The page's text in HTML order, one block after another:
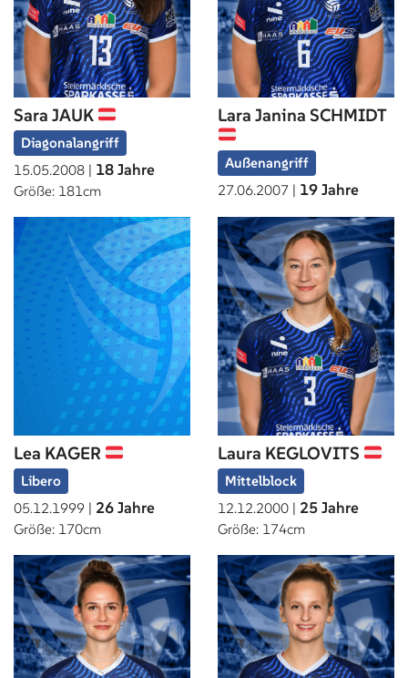
Sara JAUK
Diagonalangriff
15.05.2008 | 18 Jahre
Größe: 181cm
Lara Janina SCHMIDT
Außenangriff
27.06.2007 | 19 Jahre
Lea KAGER
Libero
05.12.1999 | 26 Jahre
Größe: 170cm
Laura KEGLOVITS
Mittelblock
12.12.2000 | 25 Jahre
Größe: 174cm